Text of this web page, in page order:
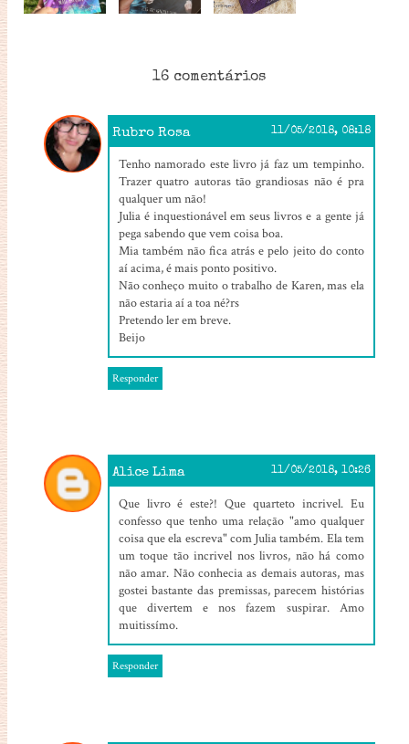
16 comentários
Rubro Rosa 11/05/2018, 08:18
Tenho namorado este livro já faz um tempinho.
Trazer quatro autoras tão grandiosas não é pra
qualquer um não!
Julia é inquestionável em seus livros e a gente já
pega sabendo que vem coisa boa.
Mia também não fica atrás e pelo jeito do conto
aí acima, é mais ponto positivo.
Não conheço muito o trabalho de Karen, mas ela
não estaria aí a toa né?rs
Pretendo ler em breve.
Beijo
Responder
Alice Lima 11/05/2018, 10:26
Que livro é este?! Que quarteto incrivel. Eu
confesso que tenho uma relação "amo qualquer
coisa que ela escreva" com Julia também. Ela tem
um toque tão incrivel nos livros, não há como
não amar. Não conhecia as demais autoras, mas
gostei bastante das premissas, parecem histórias
que divertem e nos fazem suspirar. Amo
muitissímo.
Responder